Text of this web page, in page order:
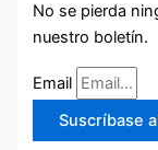
No se pierda
nuestro boletín.
Email
Suscríbase